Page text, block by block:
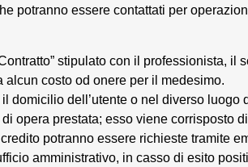
potranno essere contattati per
stipulato con il professionista, il
alcun costo od onere per il medesimo.
domicilio dell’utente o nel diverso
opera prestata; esso viene corrisposto
potranno essere richieste tramite
amministrativo, in casso di esito